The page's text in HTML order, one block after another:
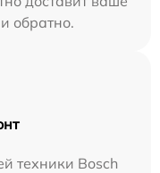
обратно.
техники Bosch